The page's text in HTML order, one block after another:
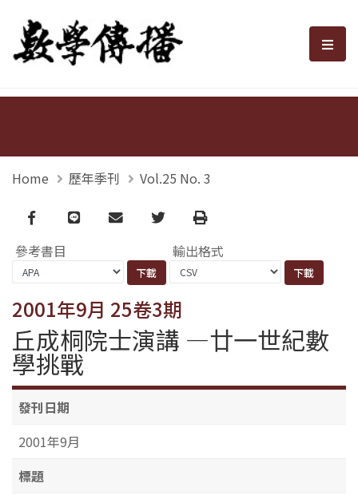
數學傳播 選
Home 歷年季刊 Vol.25 No. 3
Facebook
line email TwitterPrint
參考書目 輸出格式
2001年9月 25卷3期
丘成桐院士演講 —廿一世紀數
學挑戰
發刊日期
2001年9月
標題